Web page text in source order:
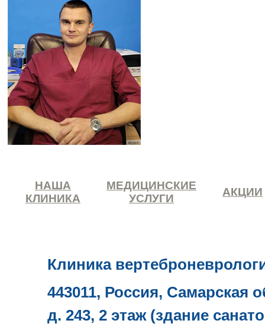
НАША
КЛИНИКА
МЕДИЦИНСКИЕ
УСЛУГИ
АКЦИИ
Клиника
443011, Россия, Самарская
д. 243, 2 этаж (здание